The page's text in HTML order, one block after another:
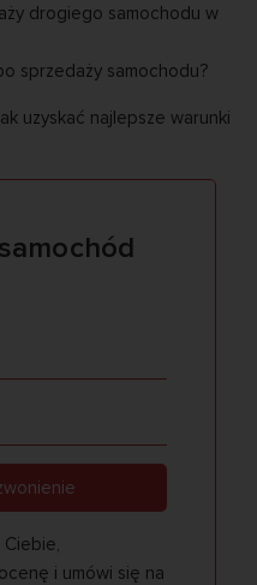
drogiego samochodu w
sprzedaży samochodu?
uzyskać najlepsze warunki
i umówi się na